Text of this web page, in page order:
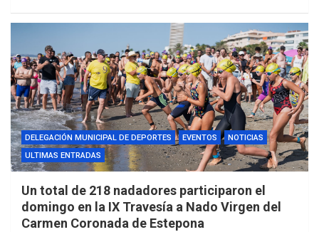
DELEGACIÓN MUNICIPAL DE DEPORTES EVENTOS
NOTICIAS
ULTIMAS ENTRADAS
Un total de 218 nadadores participaron el
domingo en la IX Travesía a Nado Virgen del
Carmen Coronada de Estepona